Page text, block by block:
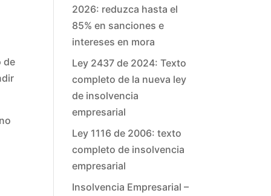
de
2026: reduzca hasta el
85% en sanciones e
intereses en mora
Ley 2437 de 2024: Texto
completo de la nueva ley
de insolvencia
empresarial
Ley 1116 de 2006: texto
completo de insolvencia
empresarial
Insolvencia Empresarial –